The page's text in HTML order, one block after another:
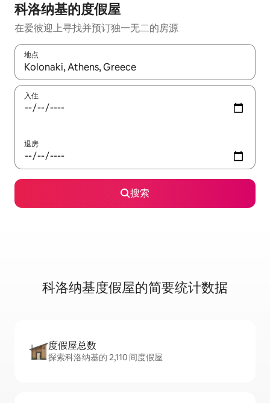
科洛纳基的度假屋
在爱彼迎上寻找并预订独一无二的房源
地点
如有搜索结果，请使用上下方向键查看，或通过点击或滑动手势
入住
退房
搜索
科洛纳基度假屋的简要统计数据
度假屋总数
探索科洛纳基的 2,110 间度假屋